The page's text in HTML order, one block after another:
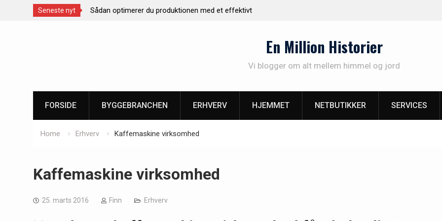
Seneste nyt
Sådan optimerer du produktionen med et effektivt
Rustiklys – skab varme og hygge i dit hjem med
Find
En Million Historier
Vi blogger om alt mellem himmel og jord
FORSIDE BYGGEBRANCHEN ERHVERV HJEMMET NETBUTIKKER SERVICES
Home Erhverv Kaffemaskine virksomhed
Kaffemaskine virksomhed
25. marts 2016 Finn Erhverv